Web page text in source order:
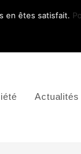
Actualités
en êtes satisfait.